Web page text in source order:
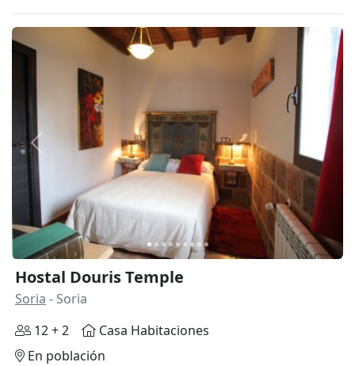
Anterior
Hostal Douris Temple
Soria - Soria
12 + 2
Casa Habitaciones
En población